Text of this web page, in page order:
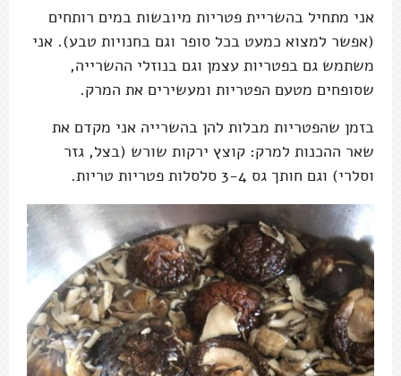
אני מתחיל בהשריית פטריות מיובשות במים רותחים
(אפשר למצוא כמעט בכל סופר וגם בחנויות טבע). אני
משתמש גם בפטריות עצמן וגם בנוזלי ההשרייה,
שסופחים מטעם הפטריות ומעשירים את המרק.
בזמן שהפטריות מבלות להן בהשרייה אני מקדם את
שאר ההכנות למרק: קוצץ ירקות שורש (בצל, גזר
וסלרי) וגם חותך גס 3-4 סלסלות פטריות טריות.